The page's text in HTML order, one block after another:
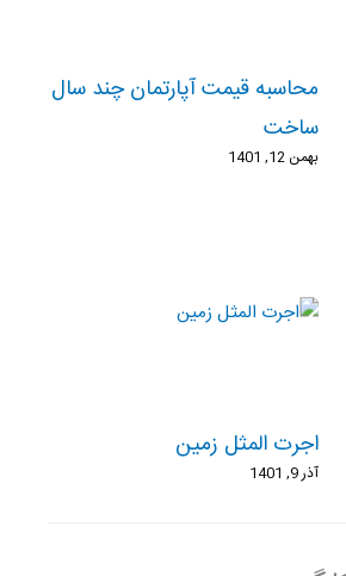
محاسبه قیمت آپارتمان چند سال
ساخت
بهمن 12, 1401
اجرت المثل زمین
آذر 9, 1401